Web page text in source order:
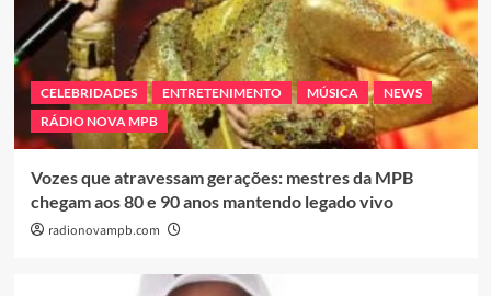
CELEBRIDADES ENTRETENIMENTO MÚSICA
NEWS
RÁDIO NOVA MPB
Vozes que atravessam gerações: mestres da MPB
chegam aos 80 e 90 anos mantendo legado vivo
radionovampb.com